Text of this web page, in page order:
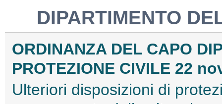
DIPARTIMENTO
ORDINANZA DEL CAPO
PROTEZIONE CIVILE 22
Ulteriori disposizioni di